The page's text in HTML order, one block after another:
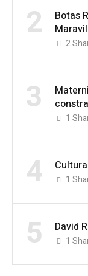
2
Botas
2
3 1
4 Cultura
1
5 David
1